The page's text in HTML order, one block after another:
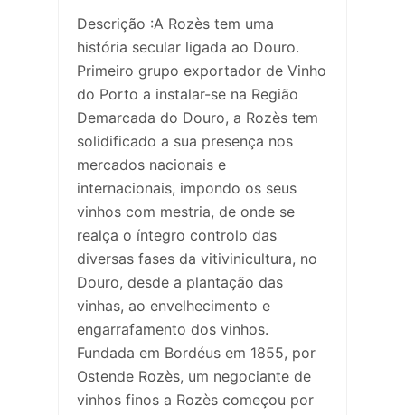
Descrição :A Rozès tem uma
história secular ligada ao Douro.
Primeiro grupo exportador de Vinho
do Porto a instalar-se na Região
Demarcada do Douro, a Rozès tem
solidificado a sua presença nos
mercados nacionais e
internacionais, impondo os seus
vinhos com mestria, de onde se
realça o íntegro controlo das
diversas fases da vitivinicultura, no
Douro, desde a plantação das
vinhas, ao envelhecimento e
engarrafamento dos vinhos.
Fundada em Bordéus em 1855, por
Ostende Rozès, um negociante de
vinhos finos a Rozès começou por